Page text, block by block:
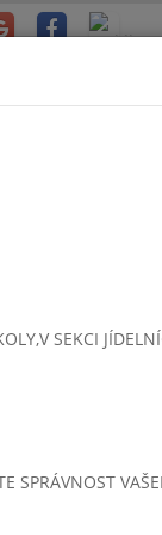
SEKCI
SPRÁVNOST